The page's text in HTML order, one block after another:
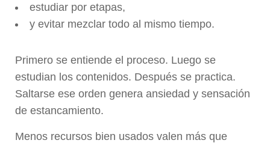
estudiar por etapas,
y evitar mezclar todo al mismo tiempo.
Primero se entiende el proceso. Luego se
estudian los contenidos. Después se practica.
Saltarse ese orden genera ansiedad y sensación
de estancamiento.
Menos recursos bien usados valen más que